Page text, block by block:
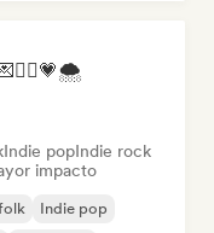
Indie popIndie rock
impacto
Indie pop